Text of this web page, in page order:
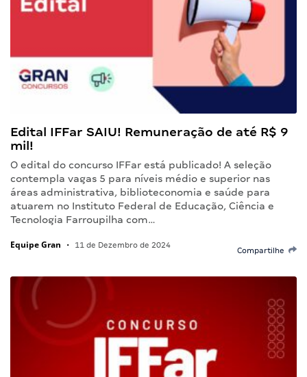
Edital IFFar SAIU! Remuneração de até R$ 9
mil!
O edital do concurso IFFar está publicado! A seleção
contempla vagas 5 para níveis médio e superior nas
áreas administrativa, biblioteconomia e saúde para
atuarem no Instituto Federal de Educação, Ciência e
Tecnologia Farroupilha com…
Equipe Gran • 11 de Dezembro de 2024
Compartilhe